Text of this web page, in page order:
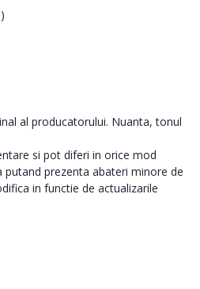
al producatorului. Nuanta, tonul
si pot diferi in orice mod
prezenta abateri minore de
in functie de actualizarile